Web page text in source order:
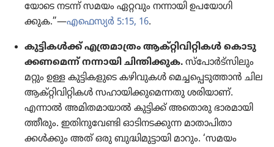
യോ​ടെ നടന്ന്‌ സമയം ഏറ്റവും നന്നായി ഉപയോ​ഗി​
ക്കുക.”—എഫെസ്യർ 5:15, 16.
കുട്ടി​കൾക്ക്‌ എത്രമാ​ത്രം ആക്‌റ്റി​വി​റ്റി​കൾ കൊടു​
ക്ക​ണ​മെന്ന്‌ നന്നായി ചിന്തി​ക്കുക. സ്‌പോർട്‌സി​ലും
മറ്റും ഉള്ള കുട്ടി​ക​ളു​ടെ കഴിവു​കൾ മെച്ച​പ്പെ​ടു​ത്താൻ ചില
ആക്‌റ്റി​വി​റ്റി​കൾ സഹായി​ക്കു​മെ​ന്നതു ശരിയാണ്‌.
എന്നാൽ അമിത​മാ​യാൽ കുട്ടിക്ക്‌ അതൊരു ഭാരമാ​യി​
ത്തീ​രും. ഇതിനു​വേണ്ടി ഓടി​ന​ട​ക്കുന്ന മാതാ​പി​താ​
ക്കൾക്കും അത്‌ ഒരു ബുദ്ധി​മു​ട്ടാ​യി മാറും. ‘സമയം